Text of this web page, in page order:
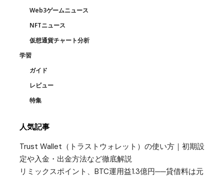
Web3ゲームニュース
NFTニュース
仮想通貨チャート分析
学習
ガイド
レビュー
特集
人気記事
Trust Wallet（トラストウォレット）の使い方｜初期設
定や入金・出金方法など徹底解説
リミックスポイント、BTC運用益1.3億円──貸借料は元